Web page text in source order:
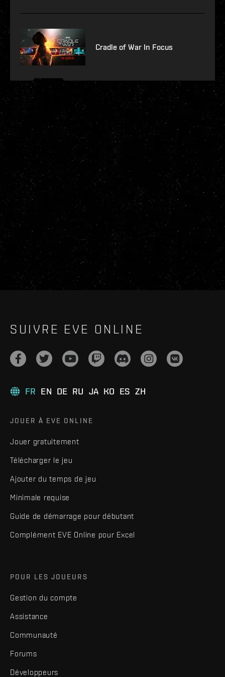
Cradle of War In Focus
SUIVRE EVE ONLINE
FR EN DE RU JA KO ES ZH
JOUER À EVE ONLINE
Jouer gratuitement
Télécharger le jeu
Ajouter du temps de jeu
Minimale requise
Guide de démarrage pour débutant
Complément EVE Online pour Excel
POUR LES JOUEURS
Gestion du compte
Assistance
Communauté
Forums
Développeurs